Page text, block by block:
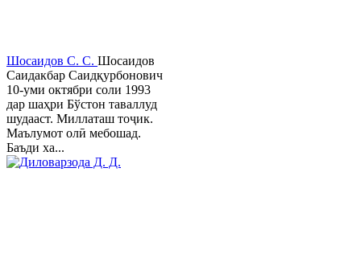
Шосаидов С. С. Шосаидов
Саидакбар Саидқурбонович
10-уми октябри соли 1993
дар шаҳри Бўстон таваллуд
шудааст. Миллаташ тоҷик.
Маълумот олӣ мебошад.
Баъди ха...